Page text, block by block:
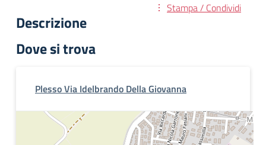
Stampa / Condividi
Descrizione
Dove si trova
Plesso Via Idelbrando Della Giovanna